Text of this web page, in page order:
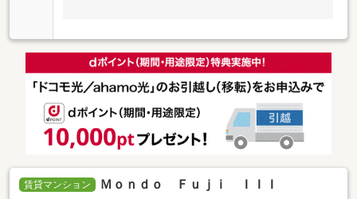
賃貸マンション Ｍｏｎｄｏ Ｆｕｊｉ ＩＩＩ